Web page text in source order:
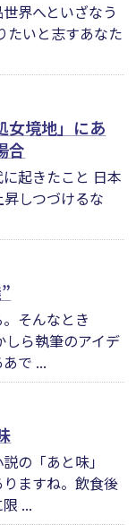
界へといざなう
たいと志すあなた
女境地」にあ
合
に起きたこと 日本
しつづけるな
そんなとき
ら執筆のアイデ
で ...
の「あと味」
りますね。飲食後
...